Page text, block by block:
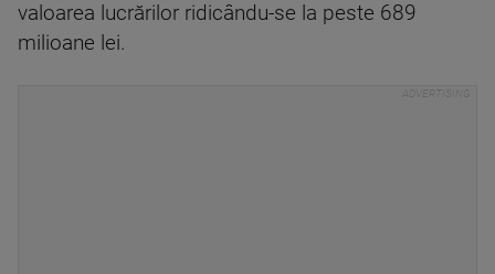
valoarea lucrărilor ridicându-se la peste 689
milioane lei.